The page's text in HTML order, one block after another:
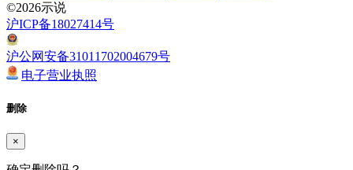
©2026示说
沪ICP备18027414号
沪公网安备31011702004679号
电子营业执照
删除
×